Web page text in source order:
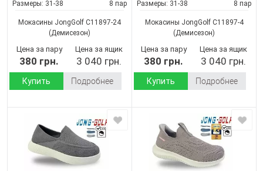
Размеры: 31-38 8 пар
Мокасины JongGolf C11897-24
(Демисезон)
Цена за пару
380 грн.
Цена за ящик
3 040 грн.
Купить Подробнее
Размеры: 31-38 8 пар
Мокасины JongGolf C11897-4
(Демисезон)
Цена за пару
380 грн.
Цена за ящик
3 040 грн.
Купить Подробнее